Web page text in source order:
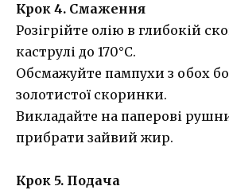
Крок 4. Смаження
Розігрійте олію в глибокій
каструлі до 170°C.
Обсмажуйте пампухи з обох
золотистої скоринки.
Викладайте на паперові
прибрати зайвий жир.
Крок 5. Подача